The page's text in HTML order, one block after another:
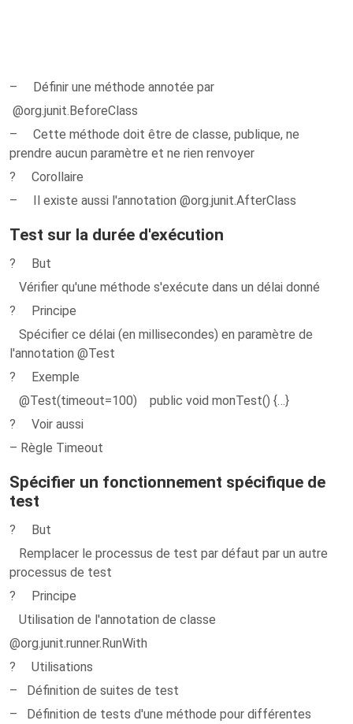
– Définir une méthode annotée par
@org.junit.BeforeClass
– Cette méthode doit être de classe, publique, ne
prendre aucun paramètre et ne rien renvoyer
? Corollaire
– Il existe aussi l'annotation @org.junit.AfterClass
Test sur la durée d'exécution
? But
Vérifier qu'une méthode s'exécute dans un délai donné
? Principe
Spécifier ce délai (en millisecondes) en paramètre de
l'annotation @Test
? Exemple
@Test(timeout=100) public void monTest() {…}
? Voir aussi
– Règle Timeout
Spécifier un fonctionnement spécifique de
test
? But
Remplacer le processus de test par défaut par un autre
processus de test
? Principe
Utilisation de l'annotation de classe
@org.junit.runner.RunWith
? Utilisations
– Définition de suites de test
– Définition de tests d'une méthode pour différentes